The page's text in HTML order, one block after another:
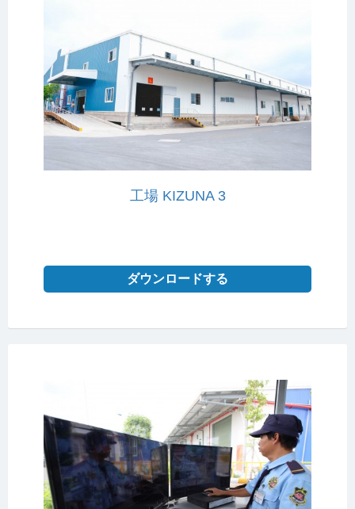
工場 KIZUNA 3
ダウンロードする